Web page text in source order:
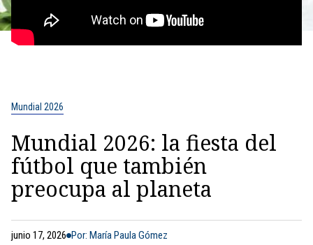
Mundial 2026
Mundial 2026: la fiesta del
fútbol que también
preocupa al planeta
junio 17, 2026 Por: María Paula Gómez